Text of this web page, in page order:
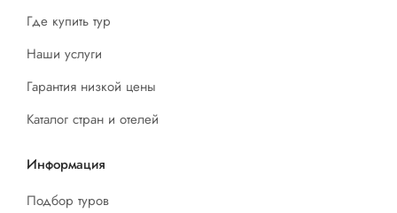
Где купить тур
Наши услуги
Гарантия низкой цены
Каталог стран и отелей
Информация
Подбор туров